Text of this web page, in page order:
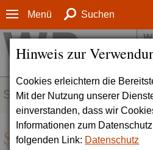
Hinweis zur
Cookies erleichtern die
Mit der Nutzung unserer
einverstanden, dass wir
Informationen zum
folgenden Link: Datenschutz
Menü Suchen
SERVICE
Seite empfehlen